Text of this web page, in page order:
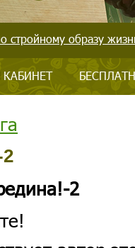
стройному образу
2